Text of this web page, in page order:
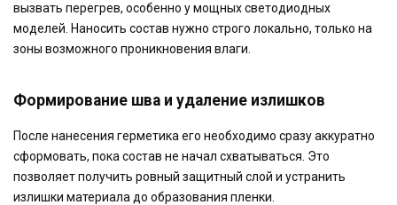
вызвать перегрев, особенно у мощных светодиодных
моделей. Наносить состав нужно строго локально, только на
зоны возможного проникновения влаги.
Формирование шва и удаление излишков
После нанесения герметика его необходимо сразу аккуратно
сформовать, пока состав не начал схватываться. Это
позволяет получить ровный защитный слой и устранить
излишки материала до образования пленки.